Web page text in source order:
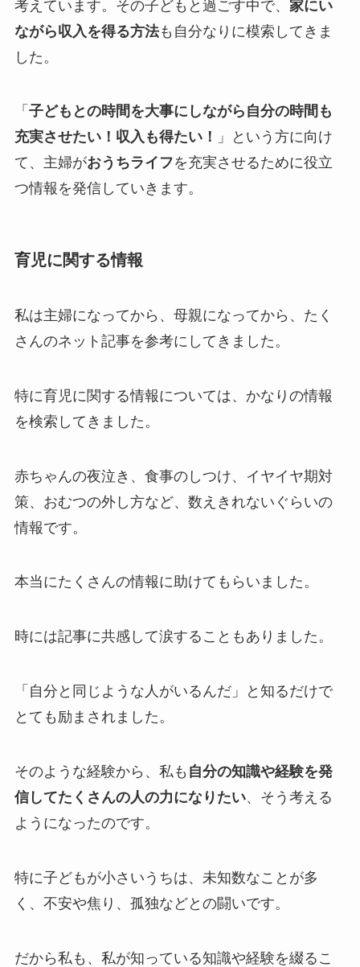
考えています。その子どもと過ごす中で、 家にい
ながら収入を得る方法も自分なりに模索してきま
した。
「 子どもとの時間を大事にしながら自分の時間も
充実させたい！収入も得たい！
」という方に向け
て、主婦がおうちライフを充実させるために役立
つ情報を発信していきます。
育児に関する情報
私は主婦になってから、母親になってから、たく
さんのネット記事を参考にしてきました。
特に育児に関する情報については、かなりの情報
を検索してきました。
赤ちゃんの夜泣き、食事のしつけ、イヤイヤ期対
策、おむつの外し方など、数えきれないぐらいの
情報です。
本当にたくさんの情報に助けてもらいました。
時には記事に共感して涙することもありました。
「自分と同じような人がいるんだ」と知るだけで
とても励まされました。
そのような経験から、私も 自分の知識や経験を発
信してたくさんの人の力になりたい、そう考える
ようになったのです。
特に子どもが小さいうちは、未知数なことが多
く、不安や焦り、孤独などとの闘いです。
だから私も、私が知っている知識や経験を綴るこ